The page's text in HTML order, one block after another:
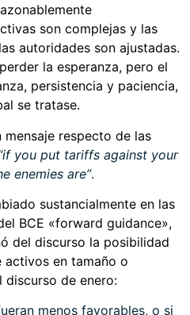
son complejas y las
autoridades son ajustadas.
la esperanza, pero el
persistencia y paciencia,
se tratase.
respecto de las
you put tariffs against your
enemies are”.
sustancialmente en las
BCE «forward guidance»,
del discurso la posibilidad
activos en tamaño o
discurso de enero:
menos favorables, o si